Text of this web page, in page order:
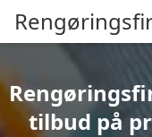
tilbud på